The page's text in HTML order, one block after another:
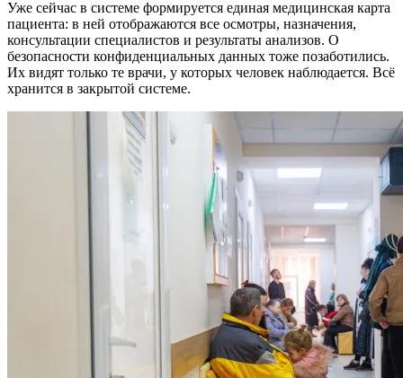
Уже сейчас в системе формируется единая медицинская карта
пациента: в ней отображаются все осмотры, назначения,
консультации специалистов и результаты анализов. О
безопасности конфиденциальных данных тоже позаботились.
Их видят только те врачи, у которых человек наблюдается. Всё
хранится в закрытой системе.